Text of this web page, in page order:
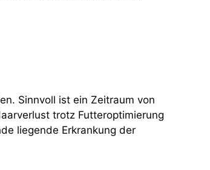
Sinnvoll ist ein Zeitraum von
trotz Futteroptimierung
liegende Erkrankung der